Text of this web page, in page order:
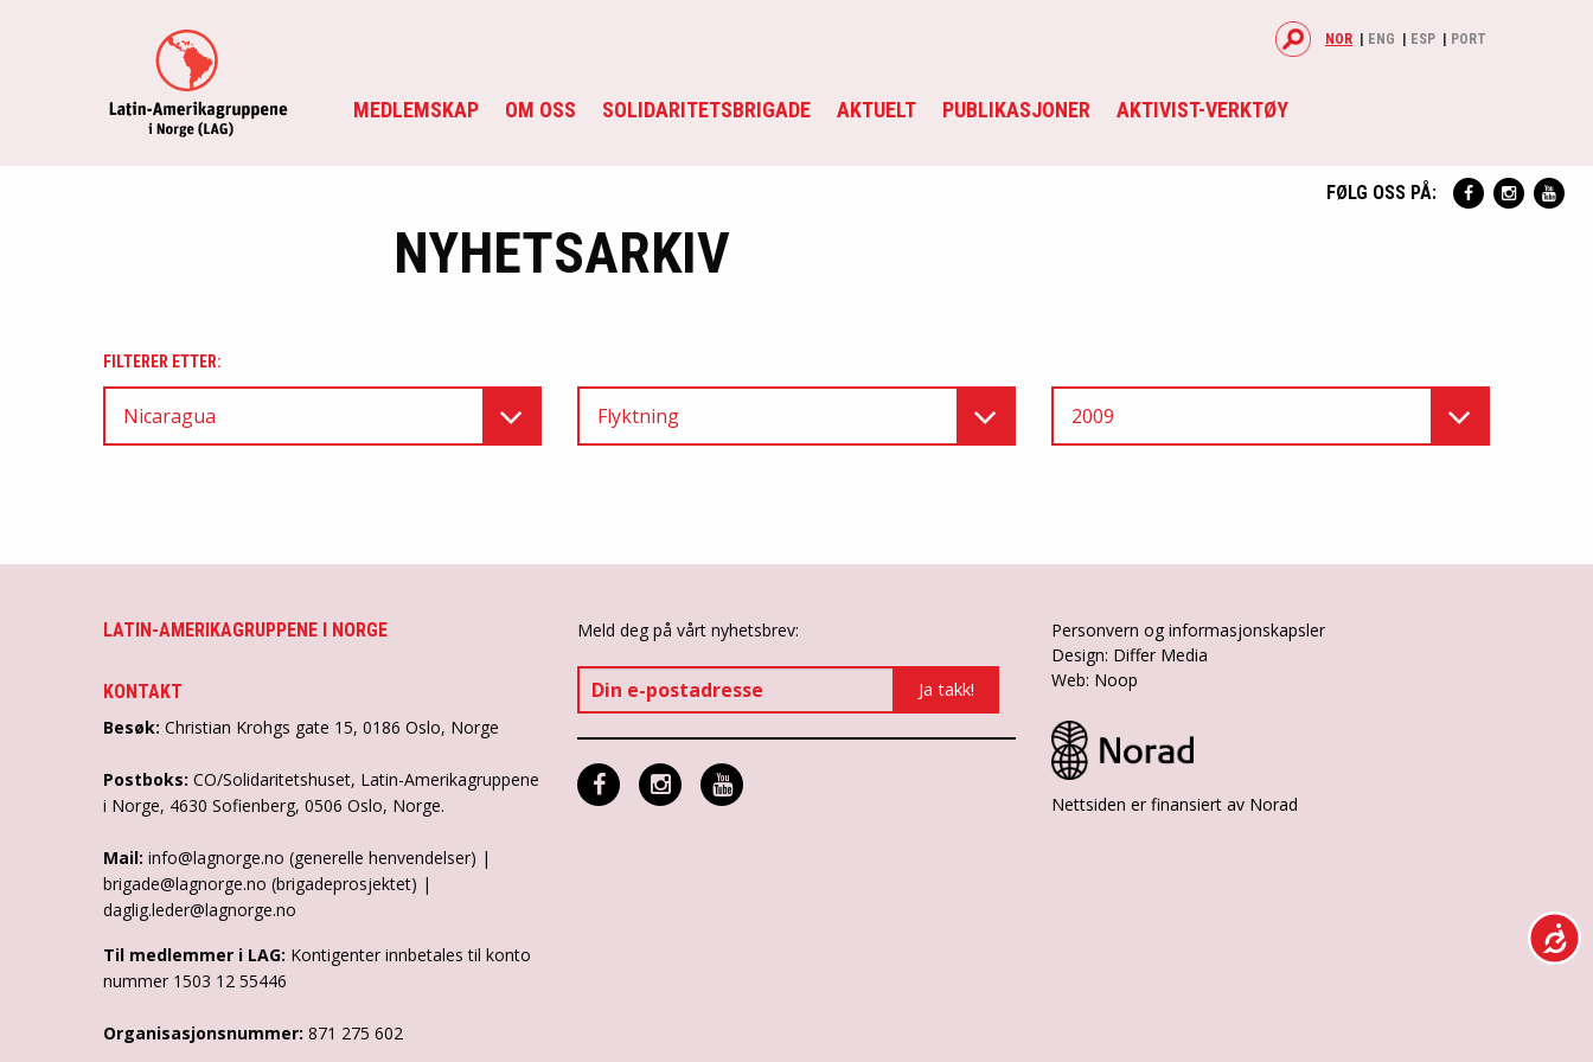
MEDLEMSKAP OM OSS SOLIDARITETSBRIGADE AKTUELT PUBLIKASJONER AKTIVIST-VERKTØY
NOR ENG ESP PORT
FØLG OSS PÅ:
NYHETSARKIV
FILTERER ETTER:
Nicaragua Flyktning 2009
LATIN-AMERIKAGRUPPENE I NORGE
KONTAKT
Besøk: Christian Krohgs gate 15, 0186 Oslo, Norge
Postboks: CO/Solidaritetshuset, Latin-Amerikagruppene
i Norge, 4630 Sofienberg, 0506 Oslo, Norge.
Mail: info@lagnorge.no (generelle henvendelser) |
brigade@lagnorge.no (brigadeprosjektet) |
daglig.leder@lagnorge.no
Til medlemmer i LAG: Kontigenter innbetales til konto
nummer 1503 12 55446
Organisasjonsnummer: 871 275 602
Meld deg på vårt nyhetsbrev:
Personvern og informasjonskapsler
Design: Differ Media
Web: Noop
Nettsiden er finansiert av Norad